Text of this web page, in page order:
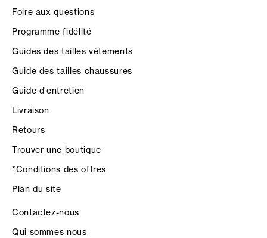
Foire aux questions
Programme fidélité
Guides des tailles vêtements
Guide des tailles chaussures
Guide d'entretien
Livraison
Retours
Trouver une boutique
*Conditions des offres
Plan du site
Contactez-nous
Qui sommes nous